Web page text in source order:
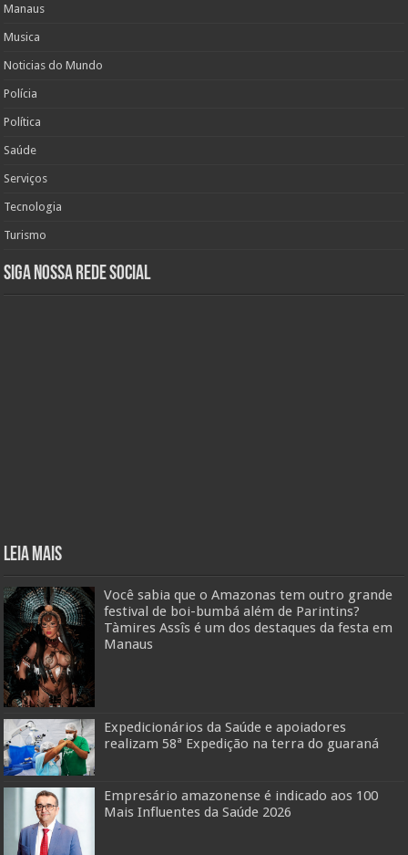
Manaus
Musica
Noticias do Mundo
Polícia
Política
Saúde
Serviços
Tecnologia
Turismo
Siga nossa rede social
Leia mais
Você sabia que o Amazonas tem outro grande
festival de boi-bumbá além de Parintins?
Tàmires Assîs é um dos destaques da festa em
Manaus
Expedicionários da Saúde e apoiadores
realizam 58ª Expedição na terra do guaraná
Empresário amazonense é indicado aos 100
Mais Influentes da Saúde 2026